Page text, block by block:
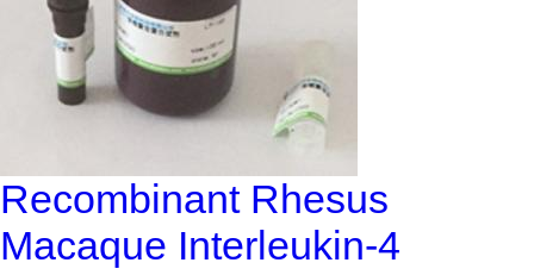
Recombinant Rhesus
Macaque Interleukin-4